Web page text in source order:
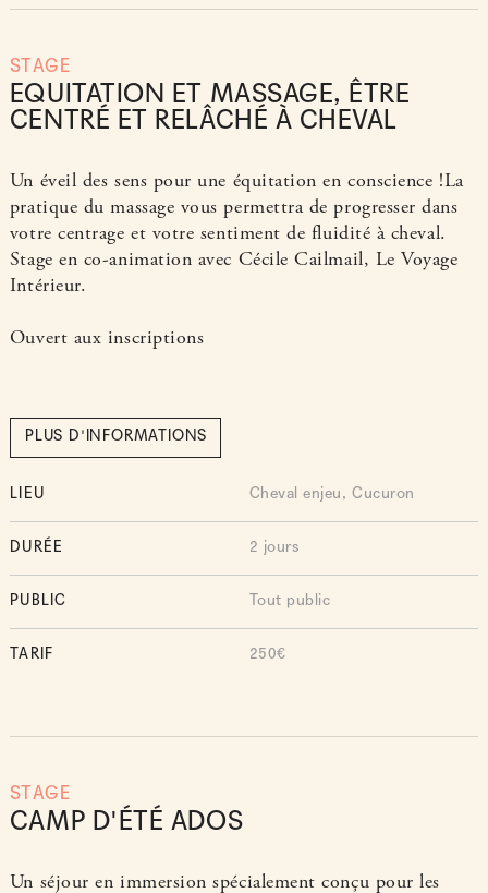
STAGE
EQUITATION ET MASSAGE, ÊTRE
CENTRÉ ET RELÂCHÉ À CHEVAL
Un éveil des sens pour une équitation en conscience !La
pratique du massage vous permettra de progresser dans
votre centrage et votre sentiment de fluidité à cheval.
Stage en co-animation avec Cécile Cailmail, Le Voyage
Intérieur.
Ouvert aux inscriptions
PLUS D'INFORMATIONS
LIEU Cheval enjeu, Cucuron
DURÉE 2 jours
PUBLIC Tout public
TARIF 250€
STAGE
CAMP D'ÉTÉ ADOS
Un séjour en immersion spécialement conçu pour les